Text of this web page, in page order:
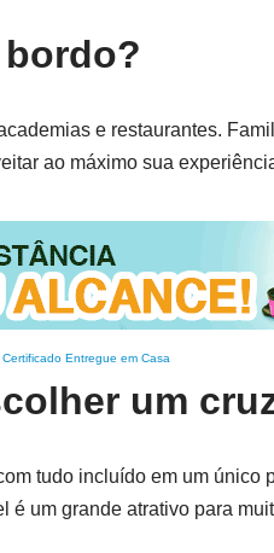
e restaurantes.
ao máximo sua
Certificado Entregue em Casa
um
tudo incluído em um único
é um grande atrativo para